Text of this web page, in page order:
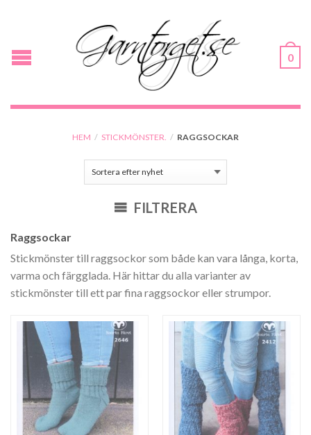
0
HEM / STICKMÖNSTER. / RAGGSOCKAR
FILTRERA
Raggsockar
Stickmönster till raggsockor som både kan vara långa, korta,
varma och färgglada. Här hittar du alla varianter av
stickmönster till ett par fina raggsockor eller strumpor.